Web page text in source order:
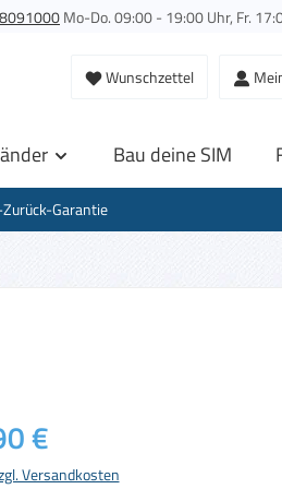
Mo-Do. 09:00 - 19:00 Uhr, Fr.
Wunschzettel
Bau deine SIM
Zurück-Garantie
Preis:
€
Versandkosten